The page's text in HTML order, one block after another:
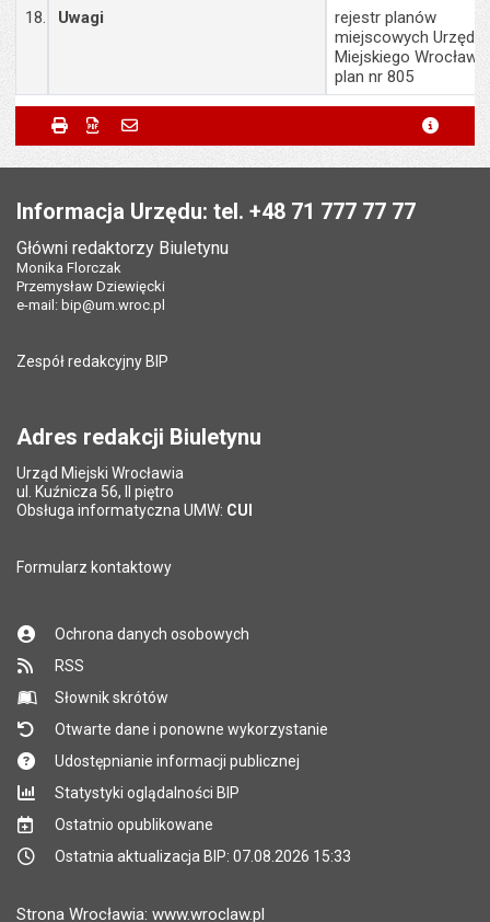
18.
Uwagi
rejestr planów
miejscowych Urzędu
Miejskiego
plan nr 805
Metryczka
Odpowiedzialny za treść:
Liczba wyświetleń:
Powiadom znajomego
Powiadom znajomego
Twoje imię i nazwisko
Twój adres e-mail Pole wymagane
Tytuł e-mailaPole wymagane
*
Adres e-mail znajomego
Pytanie antyspamowe
*
Pole wymagane
Drukuj Zapisz do PDF
Informacja Urzędu: tel. +48 71 777 77 77
Główni redaktorzy Biuletynu
Monika Florczak
Przemysław Dziewięcki
e-mail: bip@um.wroc.pl
Zespół redakcyjny BIP
Adres redakcji Biuletynu
Urząd Miejski Wrocławia
ul. Kuźnicza 56, II piętro
Obsługa informatyczna UMW: CUI
Formularz kontaktowy
Ochrona danych osobowych
RSS
Słownik skrótów
Otwarte dane i ponowne wykorzystanie
Udostępnianie informacji publicznej
Statystyki oglądalności BIP
Ostatnio opublikowane
Ostatnia aktualizacja BIP: 07.08.2026 15:33
Strona Wrocławia: www.wroclaw.pl